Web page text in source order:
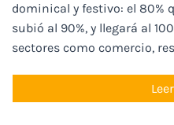
dominical y festivo: el 80%
subió al 90%, y llegará al
sectores como comercio,